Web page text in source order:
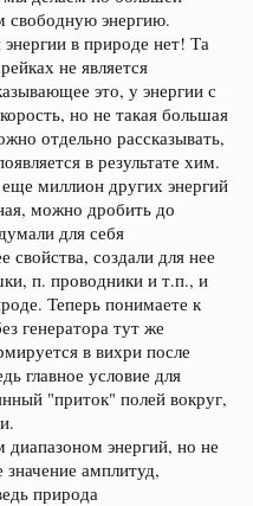
энергию.
в природе нет! Та
не является
это, у энергии с
но не такая большая
отдельно рассказывать,
в результате хим.
миллион других энергий
можно дробить до
для себя
свойства, создали для нее
п. проводники и т.п., и
Теперь понимаете к
генератора тут же
в вихри после
главное условие для
"приток" полей вокруг,
энергий, но не
амплитуд,
природа